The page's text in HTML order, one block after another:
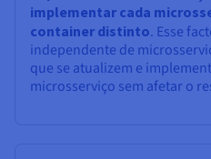
implementar cada
container distinto. Esse
independente de
que se atualizem e
microsserviço sem afetar o